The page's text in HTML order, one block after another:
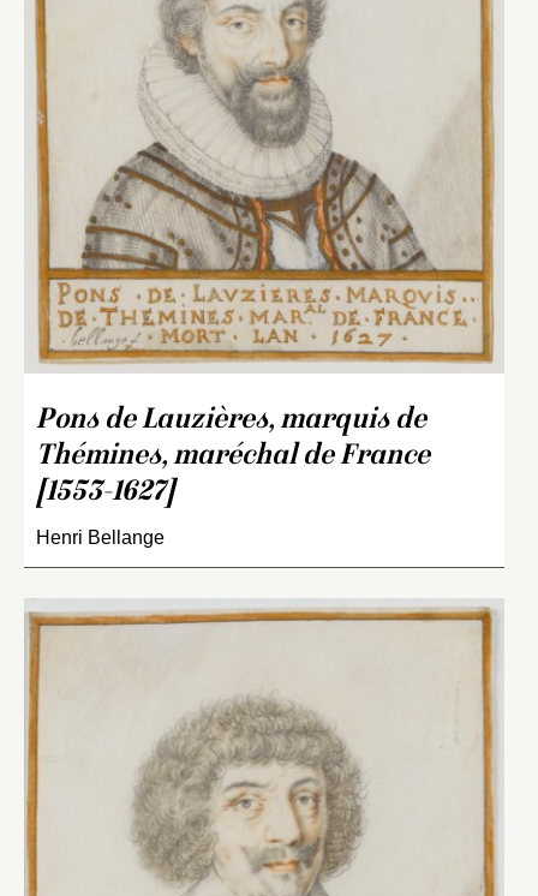
Pons de Lauzières, marquis de
Thémines, maréchal de France
[1553-1627]
Henri Bellange